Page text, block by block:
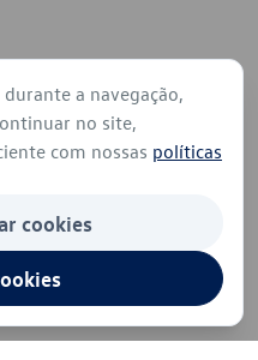
a navegação,
no site,
com nossas políticas
cookies